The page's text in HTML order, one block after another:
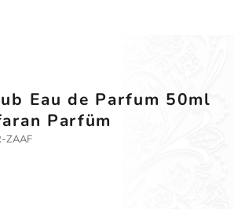
Eau de Parfum 50ml
Parfüm
ZAAF